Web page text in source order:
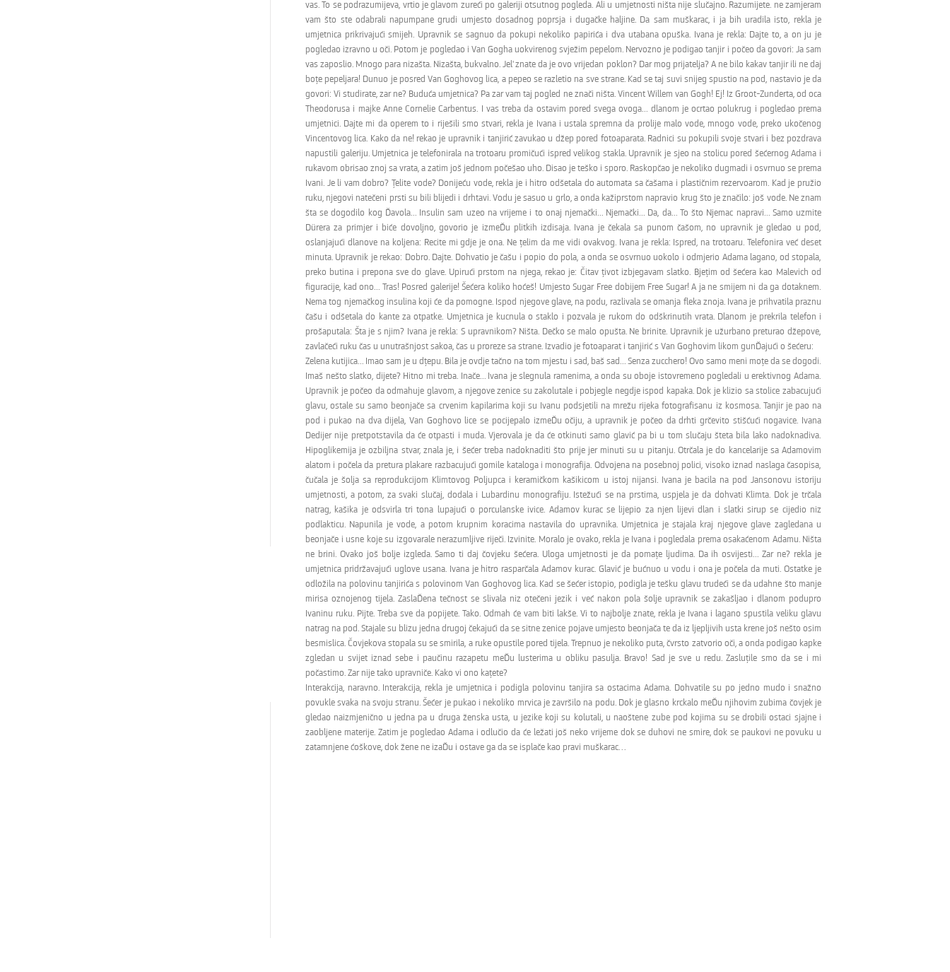
vas. To se podrazumijeva, vrtio je glavom zureći po galeriji otsutnog pogleda. Ali u umjetnosti ništa nije slučajno. Razumijete. ne zamjeram
vam što ste odabrali napumpane grudi umjesto dosadnog poprsja i dugačke haljine. Da sam muškarac, i ja bih uradila isto, rekla je
umjetnica prikrivajući smijeh. Upravnik se sagnuo da pokupi nekoliko papirića i dva utabana opuška. Ivana je rekla: Dajte to, a on ju je
pogledao izravno u oči. Potom je pogledao i Van Gogha uokvirenog svježim pepelom. Nervozno je podigao tanjir i počeo da govori: Ja sam
vas zaposlio. Mnogo para nizašta. Nizašta, bukvalno. Jel' znate da je ovo vrijedan poklon? Dar mog prijatelja? A ne bilo kakav tanjir ili ne daj
boţe pepeljara! Dunuo je posred Van Goghovog lica, a pepeo se razletio na sve strane. Kad se taj suvi snijeg spustio na pod, nastavio je da
govori: Vi studirate, zar ne? Buduća umjetnica? Pa zar vam taj pogled ne znači ništa. Vincent Willem van Gogh! Ej! Iz Groot-Zunderta, od oca
Theodorusa i majke Anne Cornelie Carbentus. I vas treba da ostavim pored svega ovoga... dlanom je ocrtao polukrug i pogledao prema
umjetnici. Dajte mi da operem to i riješili smo stvari, rekla je Ivana i ustala spremna da prolije malo vode, mnogo vode, preko ukočenog
Vincentovog lica. Kako da ne! rekao je upravnik i tanjirić zavukao u džep pored fotoaparata. Radnici su pokupili svoje stvari i bez pozdrava
napustili galeriju. Umjetnica je telefonirala na trotoaru promičući ispred velikog stakla. Upravnik je sjeo na stolicu pored šećernog Adama i
rukavom obrisao znoj sa vrata, a zatim još jednom počešao uho. Disao je teško i sporo. Raskopčao je nekoliko dugmadi i osvrnuo se prema
Ivani. Je li vam dobro? Ţelite vode? Donijeću vode, rekla je i hitro odšetala do automata sa čašama i plastičnim rezervoarom. Kad je pružio
ruku, njegovi natečeni prsti su bili blijedi i drhtavi. Vodu je sasuo u grlo, a onda kažiprstom napravio krug što je značilo: još vode. Ne znam
šta se dogodilo kog Ďavola... Insulin sam uzeo na vrijeme i to onaj njemački... Njemački... Da, da... To što Njemac napravi... Samo uzmite
Dürera za primjer i biće dovoljno, govorio je izmeĎu plitkih izdisaja. Ivana je čekala sa punom čašom, no upravnik je gledao u pod,
oslanjajući dlanove na koljena: Recite mi gdje je ona. Ne ţelim da me vidi ovakvog. Ivana je rekla: Ispred, na trotoaru. Telefonira već deset
minuta. Upravnik je rekao: Dobro. Dajte. Dohvatio je čašu i popio do pola, a onda se osvrnuo uokolo i odmjerio Adama lagano, od stopala,
preko butina i prepona sve do glave. Upirući prstom na njega, rekao je: Čitav ţivot izbjegavam slatko. Bjeţim od šećera kao Malevich od
figuracije, kad ono... Tras! Posred galerije! Šećera koliko hoćeš! Umjesto Sugar Free dobijem Free Sugar! A ja ne smijem ni da ga dotaknem.
Nema tog njemačkog insulina koji će da pomogne. Ispod njegove glave, na podu, razlivala se omanja fleka znoja. Ivana je prihvatila praznu
čašu i odšetala do kante za otpatke. Umjetnica je kucnula o staklo i pozvala je rukom do odškrinutih vrata. Dlanom je prekrila telefon i
prošaputala: Šta je s njim? Ivana je rekla: S upravnikom? Ništa. Dečko se malo opušta. Ne brinite. Upravnik je užurbano preturao džepove,
zavlačeći ruku čas u unutrašnjost sakoa, čas u proreze sa strane. Izvadio je fotoaparat i tanjirić s Van Goghovim likom gunĎajući o šećeru:
Zelena kutijica... Imao sam je u dţepu. Bila je ovdje tačno na tom mjestu i sad, baš sad... Senza zucchero! Ovo samo meni moţe da se dogodi.
Imaš nešto slatko, dijete? Hitno mi treba. Inače... Ivana je slegnula ramenima, a onda su oboje istovremeno pogledali u erektivnog Adama.
Upravnik je počeo da odmahuje glavom, a njegove zenice su zakolutale i pobjegle negdje ispod kapaka. Dok je klizio sa stolice zabacujući
glavu, ostale su samo beonjače sa crvenim kapilarima koji su Ivanu podsjetili na mrežu rijeka fotografisanu iz kosmosa. Tanjir je pao na
pod i pukao na dva dijela, Van Goghovo lice se pocijepalo izmeĎu očiju, a upravnik je počeo da drhti grčevito stišćući nogavice. Ivana
Dedijer nije pretpotstavila da će otpasti i muda. Vjerovala je da će otkinuti samo glavić pa bi u tom slučaju šteta bila lako nadoknadiva.
Hipoglikemija je ozbiljna stvar, znala je, i šećer treba nadoknaditi što prije jer minuti su u pitanju. Otrčala je do kancelarije sa Adamovim
alatom i počela da pretura plakare razbacujući gomile kataloga i monografija. Odvojena na posebnoj polici, visoko iznad naslaga časopisa,
čučala je šolja sa reprodukcijom Klimtovog Poljupca i keramičkom kašikicom u istoj nijansi. Ivana je bacila na pod Jansonovu istoriju
umjetnosti, a potom, za svaki slučaj, dodala i Lubardinu monografiju. Istežući se na prstima, uspjela je da dohvati Klimta. Dok je trčala
natrag, kašika je odsvirla tri tona lupajući o porculanske ivice. Adamov kurac se lijepio za njen lijevi dlan i slatki sirup se cijedio niz
podlakticu. Napunila je vode, a potom krupnim koracima nastavila do upravnika. Umjetnica je stajala kraj njegove glave zagledana u
beonjače i usne koje su izgovarale nerazumljive riječi. Izvinite. Moralo je ovako, rekla je Ivana i pogledala prema osakaćenom Adamu. Ništa
ne brini. Ovako još bolje izgleda. Samo ti daj čovjeku šećera. Uloga umjetnosti je da pomaţe ljudima. Da ih osvijesti... Zar ne? rekla je
umjetnica pridržavajući uglove usana. Ivana je hitro rasparčala Adamov kurac. Glavić je bućnuo u vodu i ona je počela da muti. Ostatke je
odložila na polovinu tanjirića s polovinom Van Goghovog lica. Kad se šećer istopio, podigla je tešku glavu trudeći se da udahne što manje
mirisa oznojenog tijela. ZaslaĎena tečnost se slivala niz otečeni jezik i već nakon pola šolje upravnik se zakašljao i dlanom podupro
Ivaninu ruku. Pijte. Treba sve da popijete. Tako. Odmah će vam biti lakše. Vi to najbolje znate, rekla je Ivana i lagano spustila veliku glavu
natrag na pod. Stajale su blizu jedna drugoj čekajući da se sitne zenice pojave umjesto beonjača te da iz ljepljivih usta krene još nešto osim
besmislica. Čovjekova stopala su se smirila, a ruke opustile pored tijela. Trepnuo je nekoliko puta, čvrsto zatvorio oči, a onda podigao kapke
zgledan u svijet iznad sebe i paučinu razapetu meĎu lusterima u obliku pasulja. Bravo! Sad je sve u redu. Zasluţile smo da se i mi
počastimo. Zar nije tako upravniče. Kako vi ono kaţete?
Interakcija, naravno. Interakcija, rekla je umjetnica i podigla polovinu tanjira sa ostacima Adama. Dohvatile su po jedno mudo i snažno
povukle svaka na svoju stranu. Šećer je pukao i nekoliko mrvica je završilo na podu. Dok je glasno krckalo meĎu njihovim zubima čovjek je
gledao naizmjenično u jedna pa u druga ženska usta, u jezike koji su kolutali, u naoštene zube pod kojima su se drobili ostaci sjajne i
zaobljene materije. Zatim je pogledao Adama i odlučio da će ležati još neko vrijeme dok se duhovi ne smire, dok se paukovi ne povuku u
zatamnjene ćoškove, dok žene ne izaĎu i ostave ga da se isplače kao pravi muškarac. . .